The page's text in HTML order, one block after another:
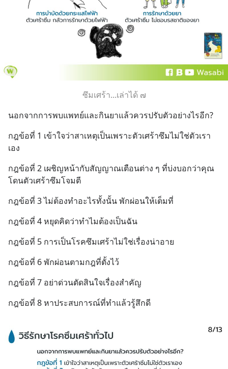
ซึมเศร้า...เล่าได้ ๗
นอกจากการพบแพทย์และกินยาแล้วควรปรับตัวอย่างไรอีก?
กฎข้อที่ 1 เข้าใจว่าสาเหตุเป็นเพราะตัวเศร้าซึมไม่ใช่ตัวเรา
เอง
กฎข้อที่ 2 เผชิญหน้ากับสัญญาณเตือนต่าง ๆ ที่บ่งบอกว่าคุณ
โดนตัวเศร้าซึมโจมตี
กฎข้อที่ 3 ไม่ต้องทำอะไรทั้งนั้น พักผ่อนให้เต็มที่
กฎข้อที่ 4 หยุดคิดว่าทำไมต้องเป็นฉัน
กฎข้อที่ 5 การเป็นโรคซึมเศร้าไม่ใช่เรื่องน่าอาย
กฎข้อที่ 6 พักผ่อนตามกฎที่ตั้งไว้
กฎข้อที่ 7 อย่าด่วนตัดสินใจเรื่องสำคัญ
กฎข้อที่ 8 หาประสบการณ์ที่ทำแล้วรู้สึกดี